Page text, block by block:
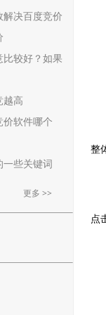
解决百度竞价
比较好？如果
突然下降吗？
越高
价软件哪个
一些关键词
更多 >>
整
点